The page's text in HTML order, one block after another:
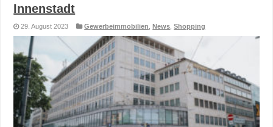
Innenstadt
29. August 2023 Gewerbeimmobilien ,News ,Shopping